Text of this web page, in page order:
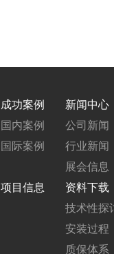
成功案例
国内案例
国际案例
新闻中心
公司新闻
行业新闻
展会信息
项目信息
资料下载
技术性探
安装过程
质保体系